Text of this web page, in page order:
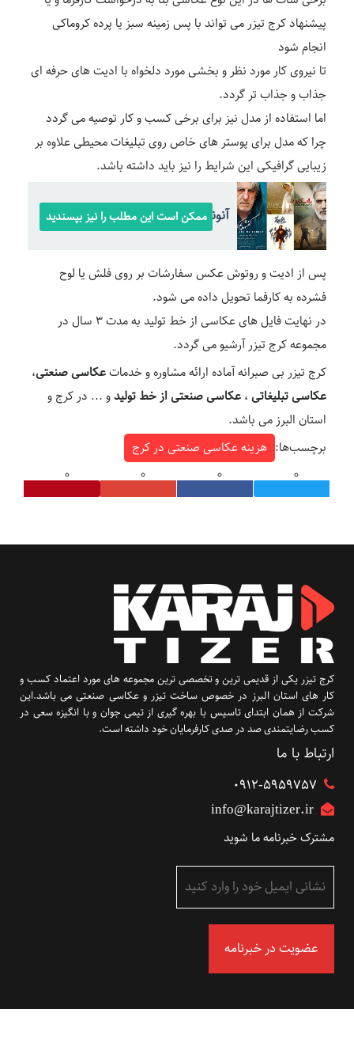
پیشنهاد کرج تیزر می تواند با پس زمینه سبز یا پرده کروماکی
انجام شود
تا نیروی کار مورد نظر و بخشی مورد دلخواه با ادیت های حرفه ای
جذاب و جذاب تر گردد.
اما استفاده از مدل نیز برای برخی کسب و کار توصیه می گردد
چرا که مدل برای پوستر های خاص روی تبلیغات محیطی علاوه بر
زیبایی گرافیکی این شرایط را نیز باید داشته باشد.
آنونس تبلیغاتی یا تیزر تبلیغاتی
ممکن است این مطلب را نیز بپسندید
پس از ادیت و روتوش عکس سفارشات بر روی فلش یا لوح
فشرده به کارفما تحویل داده می شود.
در نهایت فایل های عکاسی از خط تولید به مدت ۳ سال در
مجموعه کرج تیزر آرشیو می گردد.
کرج تیزر بی صبرانه آماده ارائه مشاوره و خدماتعکاسی صنعتی،
عکاسی تبلیغاتی،عکاسی صنعتی از خط تولیدو … در کرج و
استان البرز می باشد.
برچسب‌ها: هزینه عکاسی صنعتی در کرج
کرج تیزر یکی از قدیمی ترین و تخصصی ترین مجموعه های مورد اعتماد کسب و
کار های استان البرز در خصوص ساخت تیزر و عکاسی صنعتی می باشد.این
شرکت از همان ابتدای تاسیس با بهره گیری از تیمی جوان و با انگیزه سعی در
کسب رضایتمندی صد در صدی کارفرمایان خود داشته است.
ارتباط با ما
۰۹۱۲-5959757
info@karajtizer.ir
مشترک خبرنامه ما شوید